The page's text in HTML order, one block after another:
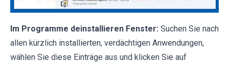
Im Programme deinstallieren Fenster: Suchen Sie nach
allen kürzlich installierten, verdächtigen Anwendungen,
wählen Sie diese Einträge aus und klicken Sie auf